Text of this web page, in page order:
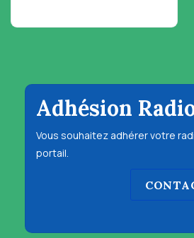
Adhésion
Vous souhaitez adhérer votre
portail.